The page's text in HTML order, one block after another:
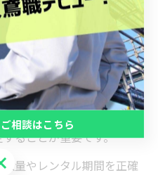
を徹底しよう
するには、レンタル料金表
ースなど主要レンタル業者
、資材ごとの単価やセット
ておくことで、予算超過
ュレーションを行い、現
ることが重要です。
量やレンタル期間を正確
相談はこちら
相談はこちら